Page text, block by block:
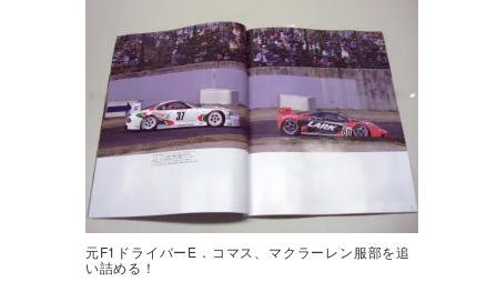
元F1ドライバーE．コマス、マクラーレン服部を追
い詰める！